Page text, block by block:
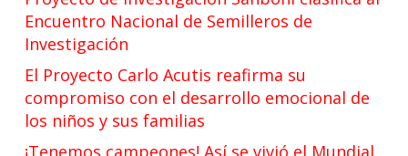
Encuentro Nacional de Semilleros de
Investigación
El Proyecto Carlo Acutis reafirma su
compromiso con el desarrollo emocional de
los niños y sus familias
¡Tenemos campeones! Así se vivió el Mundial